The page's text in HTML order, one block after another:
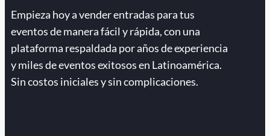
Empieza hoy a vender entradas para tus
eventos de manera fácil y rápida, con una
plataforma respaldada por años de experiencia
y miles de eventos exitosos en Latinoamérica.
Sin costos iniciales y sin complicaciones.